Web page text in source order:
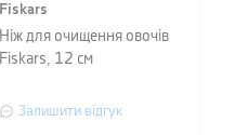
Fiskars
Ніж для очищення овочів
Fiskars, 12 см
Залишити відгук